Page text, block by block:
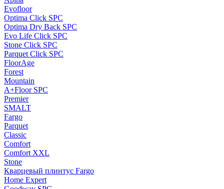
Evofloor
Optima Click SPC
Optima Dry Back SPC
Evo Life Click SPC
Stone Click SPC
Parquet Click SPC
FloorAge
Forest
Mountain
A+Floor SPC
Premier
SMALT
Fargo
Parquet
Classic
Comfort
Comfort XXL
Stone
Кварцевый плинтус Fargo
Home Expert